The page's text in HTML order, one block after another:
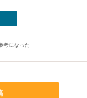
考になった